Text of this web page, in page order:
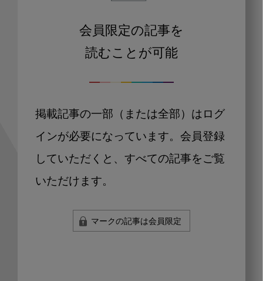
会員限定の記事を
読むことが可能
掲載記事の一部（または全部）はログ
インが必要になっています。会員登録
していただくと、すべての記事をご覧
いただけます。
マークの記事は会員限定